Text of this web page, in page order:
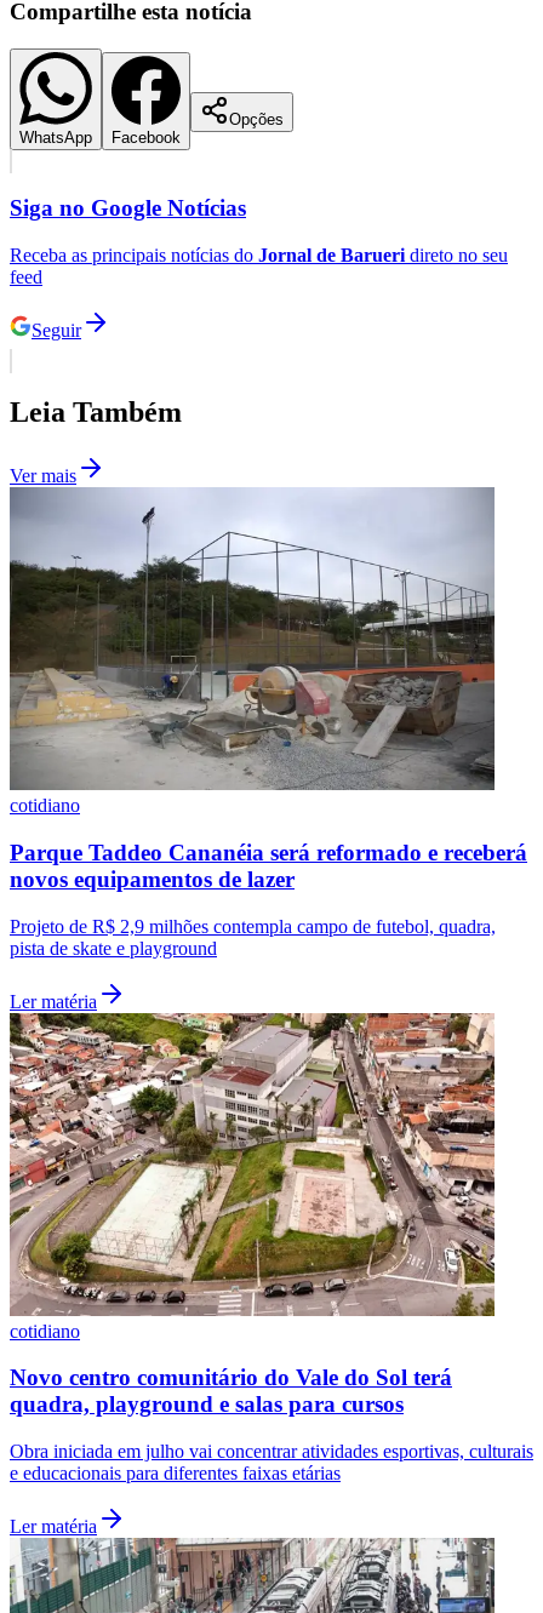
Corinthians
Palmeiras
São Paulo
Compartilhe esta notícia
WhatsApp Facebook
Opções
Siga no Google Notícias
Receba as principais notícias do Jornal de Barueri direto no seu
feed
Seguir
Leia Também
Ver mais
cotidiano
Parque Taddeo Cananéia será reformado e receberá
novos equipamentos de lazer
Projeto de R$ 2,9 milhões contempla campo de futebol, quadra,
pista de skate e playground
Ler matéria
cotidiano
Novo centro comunitário do Vale do Sol terá
quadra, playground e salas para cursos
Obra iniciada em julho vai concentrar atividades esportivas, culturais
e educacionais para diferentes faixas etárias
Ler matéria